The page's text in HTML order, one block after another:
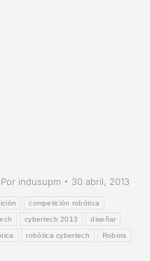
Por indusupm
30 abril, 2013
competición robótica
cybertech 2013 diseñar
robótica cybertech Robots